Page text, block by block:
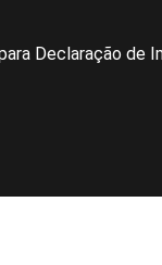
Declaração de